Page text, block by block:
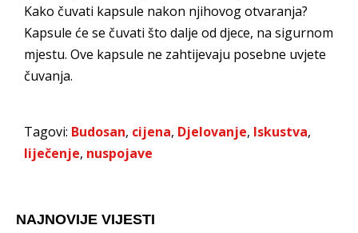
Kako čuvati kapsule nakon njihovog otvaranja?
Kapsule će se čuvati što dalje od djece, na sigurnom
mjestu. Ove kapsule ne zahtijevaju posebne uvjete
čuvanja.
Tagovi: Budosan, cijena, Djelovanje, Iskustva,
liječenje, nuspojave
NAJNOVIJE VIJESTI